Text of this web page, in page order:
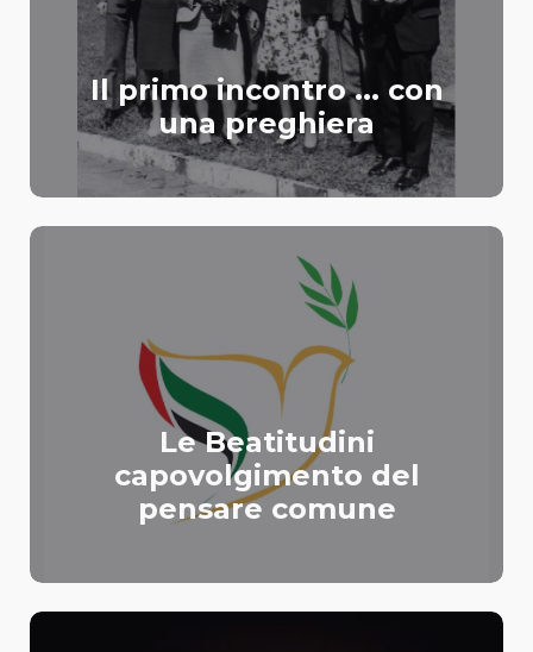
Il primo incontro ... con
una preghiera
Le Beatitudini
capovolgimento del
pensare comune